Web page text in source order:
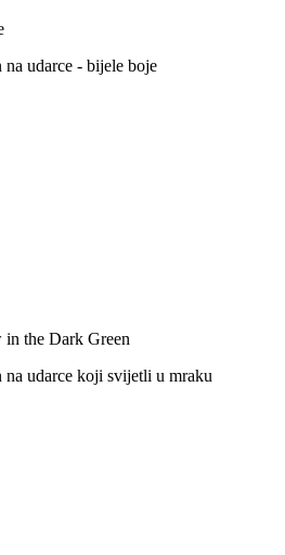
udarce - bijele boje
the Dark Green
udarce koji svijetli u mraku